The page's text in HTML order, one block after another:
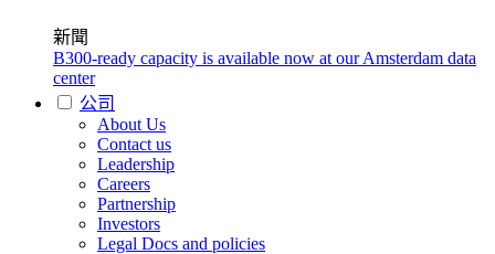
新聞
B300-ready capacity is available now at our Amsterdam data
center
公司
About Us
Contact us
Leadership
Careers
Partnership
Investors
Legal Docs and policies